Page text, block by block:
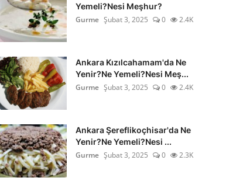
Yemeli?Nesi Meşhur?
Gurme Şubat 3, 2025 0 2.4K
Ankara Kızılcahamam'da Ne
Yenir?Ne Yemeli?Nesi Meş...
Gurme Şubat 3, 2025 0 2.4K
Ankara Şereflikoçhisar'da Ne
Yenir?Ne Yemeli?Nesi ...
Gurme Şubat 3, 2025 0 2.3K